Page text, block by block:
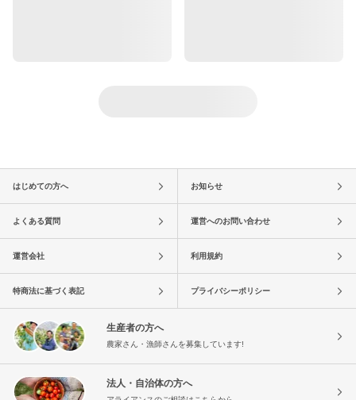
はじめての方へ お知らせ
よくある質問 運営へのお問い合わせ
運営会社 利用規約
特商法に基づく表記 プライバシーポリシー
生産者の方へ
農家さん・漁師さんを募集しています!
法人・自治体の方へ